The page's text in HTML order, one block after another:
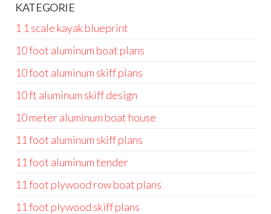
KATEGORIE
1 1 scale kayak blueprint
10 foot aluminum boat plans
10 foot aluminum skiff plans
10 ft aluminum skiff design
10 meter aluminum boat house
11 foot aluminum skiff plans
11 foot aluminum tender
11 foot plywood row boat plans
11 foot plywood skiff plans